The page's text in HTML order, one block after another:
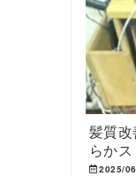
髪質
らか
2025/